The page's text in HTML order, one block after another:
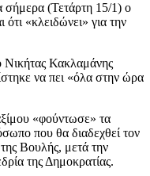
σήμερα (Τετάρτη 15/1) ο
ότι «κλειδώνει» για την
Κακλαμάνης
να πει «όλα στην ώρα
«φούντωσε» τα
που θα διαδεχθεί τον
Βουλής, μετά την
της Δημοκρατίας.